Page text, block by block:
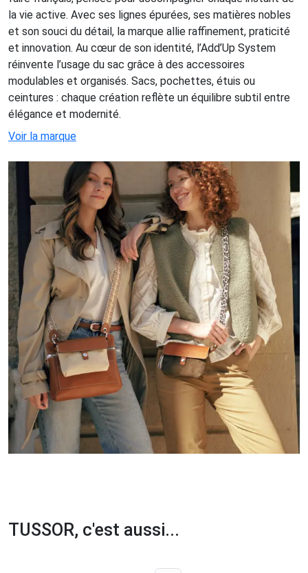
la vie active. Avec ses lignes épurées, ses matières nobles
et son souci du détail, la marque allie raffinement, praticité
et innovation. Au cœur de son identité, l’Add’Up System
réinvente l’usage du sac grâce à des accessoires
modulables et organisés. Sacs, pochettes, étuis ou
ceintures : chaque création reflète un équilibre subtil entre
élégance et modernité.
Voir la marque
TUSSOR, c'est aussi...